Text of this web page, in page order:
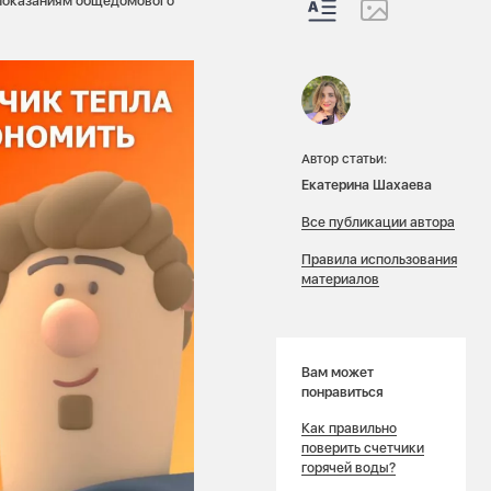
Автор статьи:
Екатерина Шахаева
Все публикации автора
Правила использования
материалов
Вам может
понравиться
Как правильно
поверить счетчики
горячей воды?